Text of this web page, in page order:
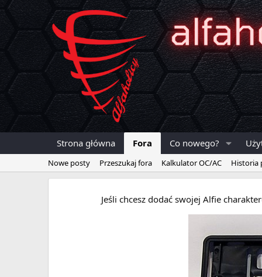
Strona główna Fora Co nowego?
Nowe posty Przeszukaj fora Kalkulator OC/AC Historia
Jeśli chcesz dodać swojej Alfie